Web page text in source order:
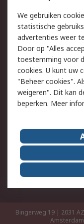
Track & Trace
Wettelijk
Cookiebeleid
Privacybeleid
Algemene
Over RS
RS Group
RS wereldwijd
ESG
Bingerweg 19 | 2031
We gebruiken
statistische
advertenties weer
Door op "Alles
toestemming voor
cookies. U kunt uw
"Beheer cookies".
weigeren". Dit kan
beperken. Meer